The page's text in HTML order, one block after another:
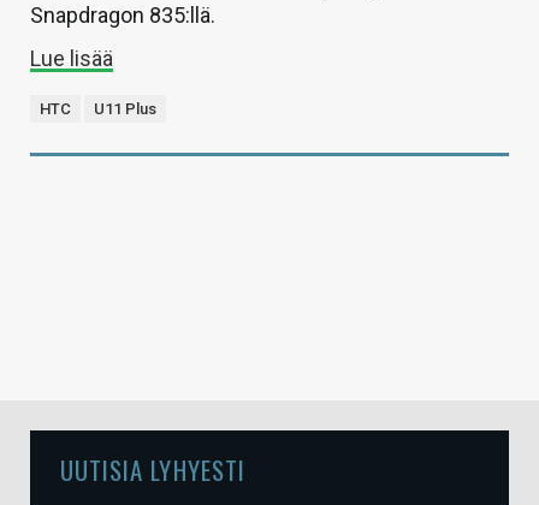
Snapdragon 835:llä.
Lue lisää
HTC U11 Plus
UUTISIA LYHYESTI